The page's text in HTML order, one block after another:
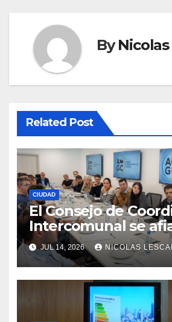
By
Related Post
CIUDAD
El Consejo de
Intercomunal se
como la pieza clave
Ciudad y las 15
JUL 14, 2026 NICOLAS